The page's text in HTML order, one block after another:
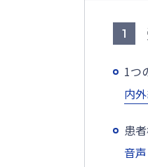
1
1つ
内
患
音